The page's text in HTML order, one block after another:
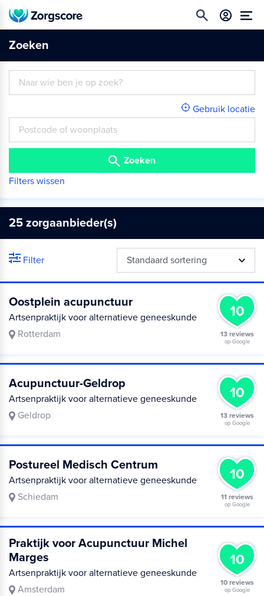
Zoeken
Gebruik locatie
Zoeken
Filters wissen
25 zorgaanbieder(s)
Filter
Oostplein acupunctuur
Artsenpraktijk voor alternatieve geneeskunde
Rotterdam
10
13 reviews
op Google
Acupunctuur-Geldrop
Artsenpraktijk voor alternatieve geneeskunde
Geldrop
10
13 reviews
op Google
Postureel Medisch Centrum
Artsenpraktijk voor alternatieve geneeskunde
Schiedam
10
11 reviews
op Google
Praktijk voor Acupunctuur Michel
Marges
Artsenpraktijk voor alternatieve geneeskunde
Amsterdam
10
10 reviews
op Google